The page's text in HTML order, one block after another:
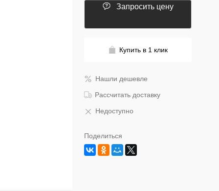
Запросить цену
Купить в 1 клик
Нашли дешевле
Рассчитать доставку
Недоступно
Поделиться